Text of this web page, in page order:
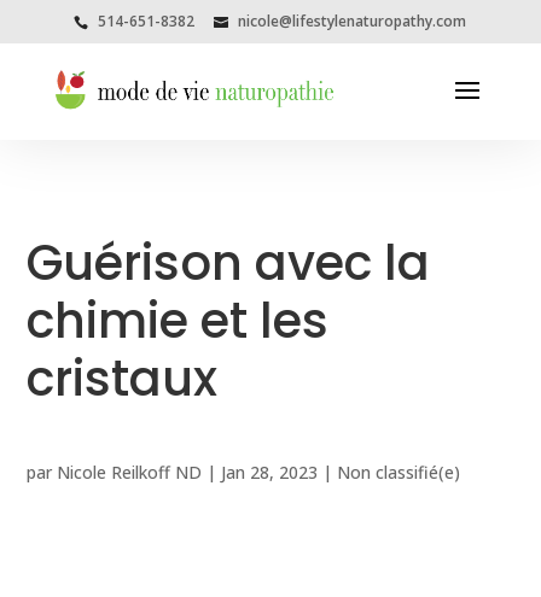
514-651-8382 nicole@lifestylenaturopathy.com
Guérison avec la
chimie et les
cristaux
par Nicole Reilkoff ND | Jan 28, 2023 | Non classifié(e)